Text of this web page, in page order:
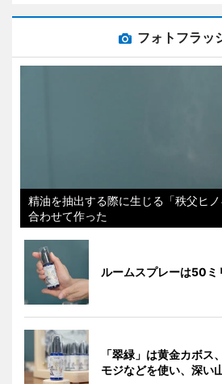
フォトフラッ
精油を抽出する際に生じる「秩父ヒ
合わせて作った
ルームスプレーは50ミ
「翠緑」は黄金カボス
モジなどを使い、深い